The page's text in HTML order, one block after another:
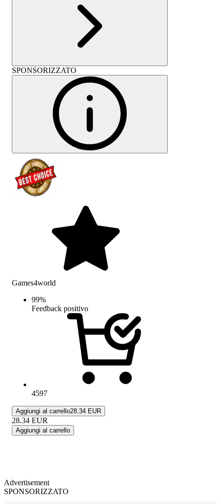
SPONSORIZZATO
Games4world
99%
Feedback positivo
4597
Aggiungi al carrello28.34 EUR
28.34 EUR
Aggiungi al carrello
Advertisement
SPONSORIZZATO